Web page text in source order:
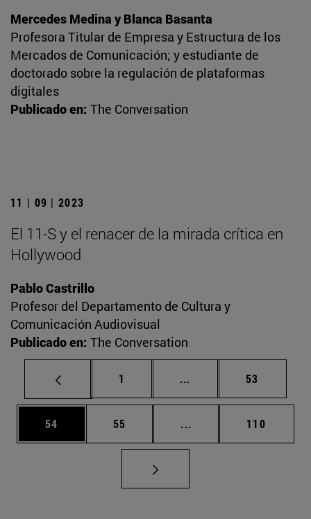
Mercedes Medina y Blanca Basanta
Profesora Titular de Empresa y Estructura de los
Mercados de Comunicación; y estudiante de
doctorado sobre la regulación de plataformas
digitales
Publicado en: The Conversation
11 | 09 | 2023
El 11-S y el renacer de la mirada crítica en
Hollywood
Pablo Castrillo
Profesor del Departamento de Cultura y
Comunicación Audiovisual
Publicado en: The Conversation
Página
1 ... Páginas intermedias
Página
53
Página
54 Página
55 ... Páginas intermedias
Página
110